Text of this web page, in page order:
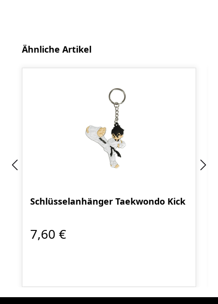
Produktgalerie überspringen
Ähnliche Artikel
Schlüsselanhänger Taekwondo Kick
7,60 €